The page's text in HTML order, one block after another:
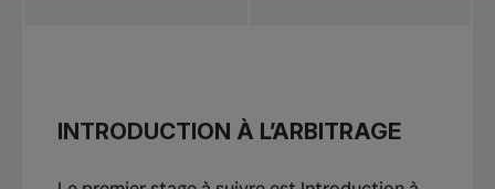
INTRODUCTION À L’ARBITRAGE